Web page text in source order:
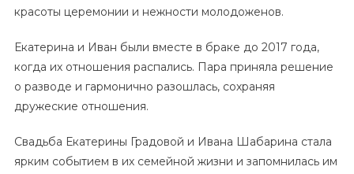
красоты церемонии и нежности молодоженов.
Екатерина и Иван были вместе в браке до 2017 года,
когда их отношения распались. Пара приняла решение
о разводе и гармонично разошлась, сохраняя
дружеские отношения.
Свадьба Екатерины Градовой и Ивана Шабарина стала
ярким событием в их семейной жизни и запомнилась им